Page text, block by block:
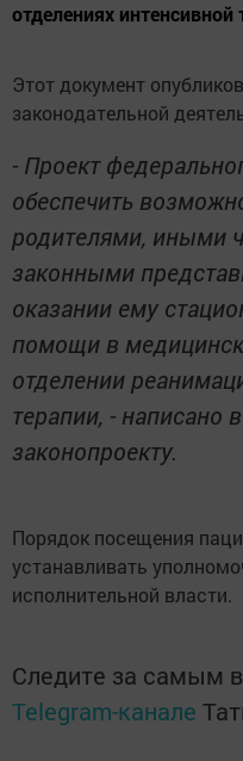
отделениях интенсивной
Этот документ
законодательной
- Проект
обеспечить
родителями, иными
законными
оказании ему
помощи в
отделении
терапии, - написано
законопроекту.
Порядок посещения
устанавливать
исполнительной власти.
Следите за самым
Telegram-канале